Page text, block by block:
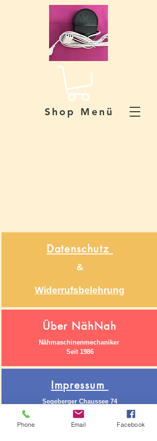
Shop Menü
Datenschutz
&
Widerrufsbelehrung
Über NähNah
Nähmaschinenmechaniker
Seit 1986
Impressum
Segeberger Chaussee 74
22850 Norderstedt
Phone Email Facebook